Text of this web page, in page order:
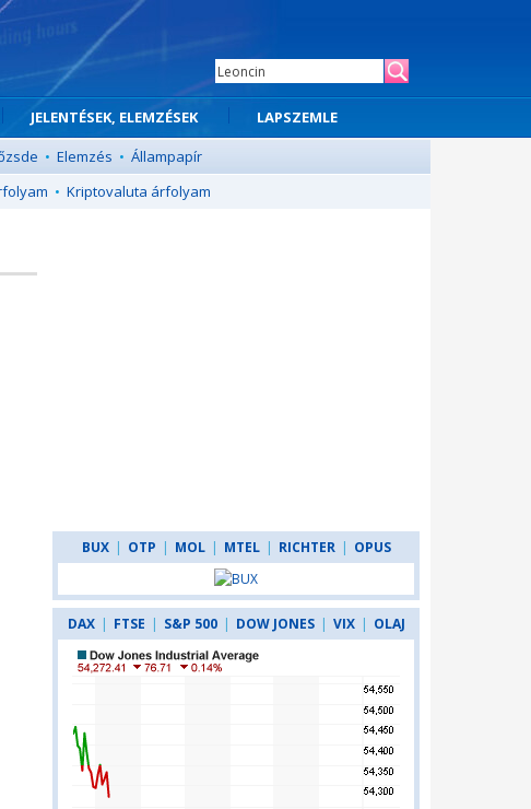
JELENTÉSEK, ELEMZÉSEK
LAPSZEMLE
• Elemzés • Állampapír
• Kriptovaluta árfolyam
BUX | OTP | MOL | MTEL | RICHTER | OPUS
DAX | FTSE | S&P 500 | DOW JONES | VIX | OLAJ